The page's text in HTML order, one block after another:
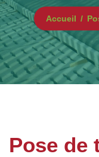
Accueil
Pose de